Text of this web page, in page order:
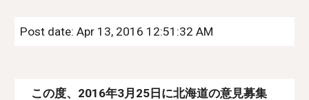
Post date: Apr 13, 2016 12:51:32 AM